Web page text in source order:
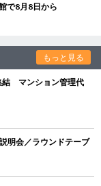
で8月8日から
もっと見る
結 マンション管理代
明会／ラウンドテーブ